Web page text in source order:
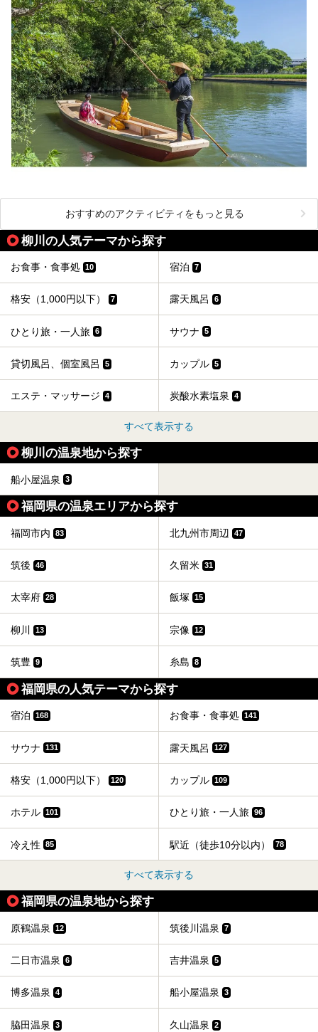
おすすめのアクティビティをもっと見る
柳川の人気テーマから探す
お食事・食事処 10 宿泊 7
格安（1,000円以下） 7 露天風呂 6
ひとり旅・一人旅 6 サウナ 5
貸切風呂、個室風呂 5 カップル 5
エステ・マッサージ 4 炭酸水素塩泉 4
すべて表示する
柳川の温泉地から探す
船小屋温泉 3
福岡県の温泉エリアから探す
福岡市内 83 北九州市周辺 47
筑後 46 久留米 31
太宰府 28 飯塚 15
柳川 13 宗像 12
筑豊 9 糸島 8
福岡県の人気テーマから探す
宿泊 168 お食事・食事処 141
サウナ 131 露天風呂 127
格安（1,000円以下） 120 カップル 109
ホテル 101 ひとり旅・一人旅 96
冷え性 85 駅近（徒歩10分以内） 78
すべて表示する
福岡県の温泉地から探す
原鶴温泉 12 筑後川温泉 7
二日市温泉 6 吉井温泉 5
博多温泉 4 船小屋温泉 3
脇田温泉 3 久山温泉 2